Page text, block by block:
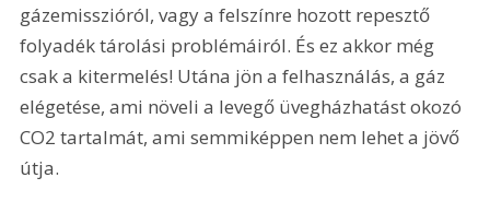
gázemisszióról, vagy a felszínre hozott repesztő
folyadék tárolási problémáiról. És ez akkor még
csak a kitermelés! Utána jön a felhasználás, a gáz
elégetése, ami növeli a levegő üvegházhatást okozó
CO2 tartalmát, ami semmiképpen nem lehet a jövő
útja.